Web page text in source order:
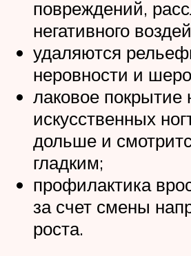
повреждений,
негативного
удаляются
неровности и
лаковое покрытие
искусственных
дольше и
гладким;
профилактика
за счет смены
роста.